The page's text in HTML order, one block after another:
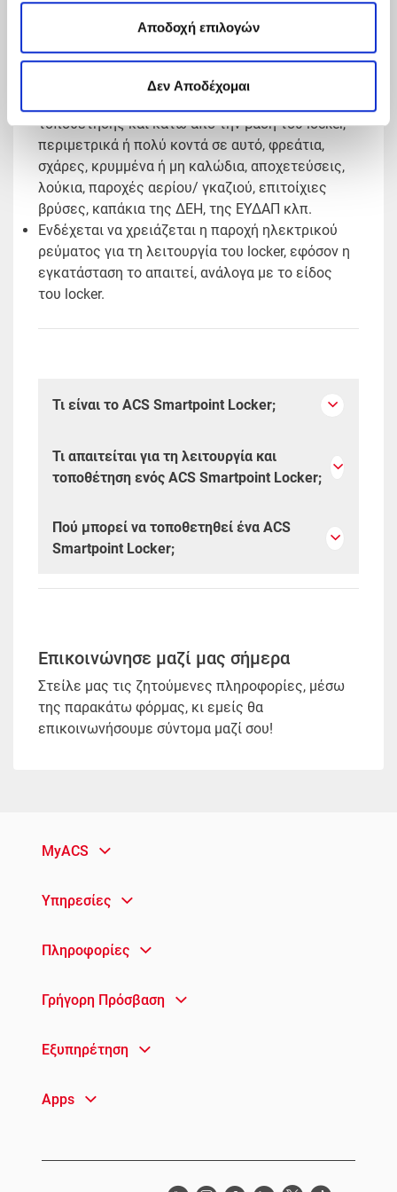
Aποδοχή επιλογών
Δεν Αποδέχομαι
Tο έδαφος κάτω από την επιφάνεια
τοποθέτησης δεν πρέπει να είναι σαθρό,
χωμάτινο ή ξύλινο (ιδανικά το υλικό να είναι
τσιμέντο ή μπετό).
τοποθέτησης και κάτω από την βάση του locker,
περιμετρικά ή πολύ κοντά σε αυτό, φρεάτια,
σχάρες, κρυμμένα ή μη καλώδια, αποχετεύσεις,
λούκια, παροχές αερίου/ γκαζιού, επιτοίχιες
βρύσες, καπάκια της ΔΕΗ, της ΕΥΔΑΠ κλπ.
Ενδέχεται να χρειάζεται η παροχή ηλεκτρικού
ρεύματος για τη λειτουργία του locker, εφόσον η
εγκατάσταση το απαιτεί, ανάλογα με το είδος
του locker.
Τι είναι το ACS Smartpoint Locker;
Τι απαιτείται για τη λειτουργία και
τοποθέτηση ενός ACS Smartpoint Locker;
Πού μπορεί να τοποθετηθεί ένα ACS
Smartpoint Locker;
Επικοινώνησε μαζί μας σήμερα
Στείλε μας τις ζητούμενες πληροφορίες, μέσω
της παρακάτω φόρμας, κι εμείς θα
επικοινωνήσουμε σύντομα μαζί σου!
MyACS
Υπηρεσίες
Πληροφορίες
Γρήγορη Πρόσβαση
Εξυπηρέτηση
Apps